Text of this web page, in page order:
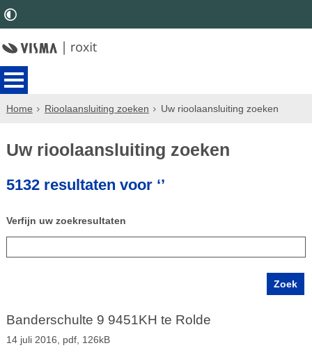
Home Rioolaansluiting zoeken Uw rioolaansluiting zoeken
Uw rioolaansluiting zoeken
5132 resultaten voor ‘’
Verfijn uw zoekresultaten
Banderschulte 9 9451KH te Rolde
14 juli 2016, pdf, 126kB